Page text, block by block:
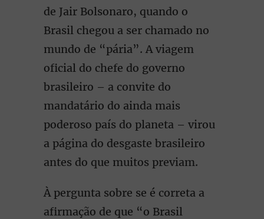
de Jair Bolsonaro, quando o
Brasil chegou a ser chamado no
mundo de “pária”. A viagem
oficial do chefe do governo
brasileiro – a convite do
mandatário do ainda mais
poderoso país do planeta – virou
a página do desgaste brasileiro
antes do que muitos previam.
À pergunta sobre se é correta a
afirmação de que “o Brasil